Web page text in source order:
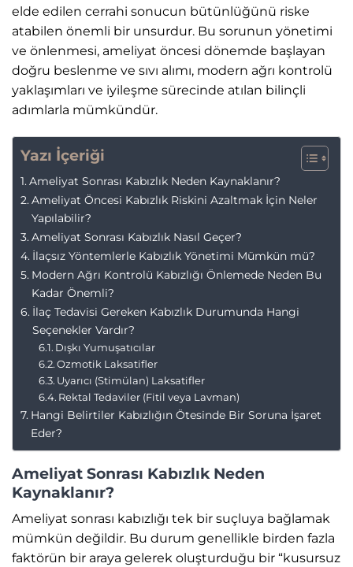
elde edilen cerrahi sonucun bütünlüğünü riske
atabilen önemli bir unsurdur. Bu sorunun yönetimi
ve önlenmesi, ameliyat öncesi dönemde başlayan
doğru beslenme ve sıvı alımı, modern ağrı kontrolü
yaklaşımları ve iyileşme sürecinde atılan bilinçli
adımlarla mümkündür.
Yazı İçeriği
Ameliyat Sonrası Kabızlık Neden Kaynaklanır?
Ameliyat Öncesi Kabızlık Riskini Azaltmak İçin Neler
Yapılabilir?
Ameliyat Sonrası Kabızlık Nasıl Geçer?
İlaçsız Yöntemlerle Kabızlık Yönetimi Mümkün mü?
Modern Ağrı Kontrolü Kabızlığı Önlemede Neden Bu
Kadar Önemli?
İlaç Tedavisi Gereken Kabızlık Durumunda Hangi
Seçenekler Vardır?
Dışkı Yumuşatıcılar
Ozmotik Laksatifler
Uyarıcı (Stimülan) Laksatifler
Rektal Tedaviler (Fitil veya Lavman)
Hangi Belirtiler Kabızlığın Ötesinde Bir Soruna İşaret
Eder?
Ameliyat Sonrası Kabızlık Neden
Kaynaklanır?
Ameliyat sonrası kabızlığı tek bir suçluya bağlamak
mümkün değildir. Bu durum genellikle birden fazla
faktörün bir araya gelerek oluşturduğu bir “kusursuz